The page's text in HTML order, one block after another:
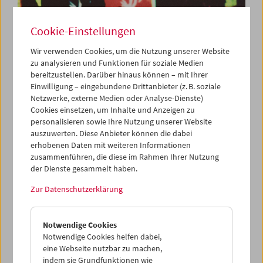
Was ist Film:
Programm 17-30
Mit Werken vonKenneth Anger, Martin Arnold, Stan
Brakhage, Robert Breer, Luis Buñuel, Cinématographe
Lumière, René Clair & Francis Picabia, Joseph Cornell,
Aleksandr Dovženko, Carl Theodor Dreyer, Georges
Kuchar, Gregory J. Markopoulos, Jonas Mekas, Pat
O'Neill, Man Ray, Ron Rice, Charles Ridley, Walter
Ulmer, Michael Snow,Andy Warhol
Jeden Dienstag
Cookie-Einstellungen
Wir verwenden Cookies, um die Nutzung unserer Website
zu analysieren und Funktionen für soziale Medien
bereitzustellen. Darüber hinaus können – mit Ihrer
Einwilligung – eingebundene Drittanbieter (z. B. soziale
Netzwerke, externe Medien oder Analyse-Dienste)
Cookies einsetzen, um Inhalte und Anzeigen zu
personalisieren sowie Ihre Nutzung unserer Website
auszuwerten. Diese Anbieter können die dabei
erhobenen Daten mit weiteren Informationen
zusammenführen, die diese im Rahmen Ihrer Nutzung
der Dienste gesammelt haben.
Zur Datenschutzerklärung
Notwendige Cookies
Notwendige Cookies helfen dabei,
eine Webseite nutzbar zu machen,
indem sie Grundfunktionen wie